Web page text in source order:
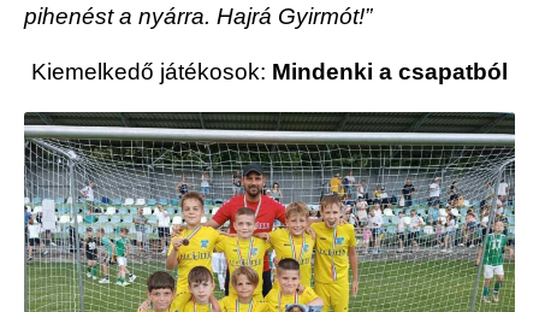
pihenést a nyárra. Hajrá Gyirmót!”
Kiemelkedő játékosok: Mindenki a csapatból